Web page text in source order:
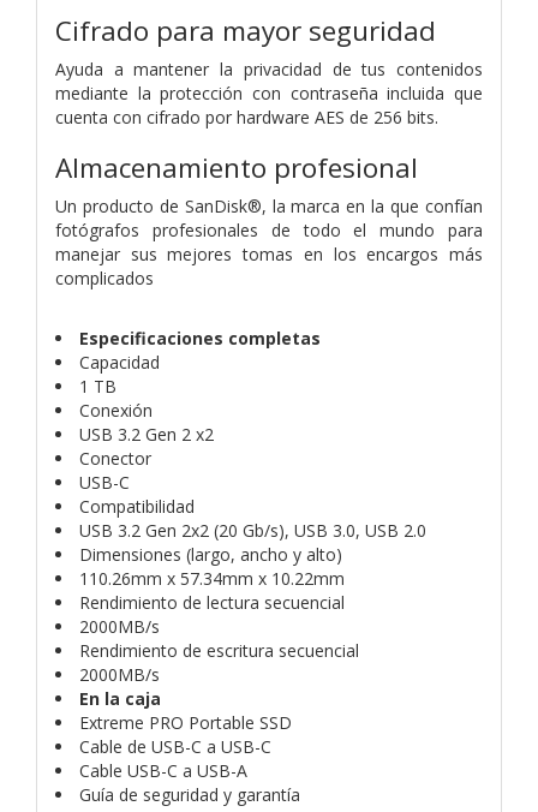
Cifrado para mayor seguridad
Ayuda a mantener la privacidad de tus contenidos
mediante la protección con contraseña incluida que
cuenta con cifrado por hardware AES de 256 bits.
Almacenamiento profesional
Un producto de SanDisk®, la marca en la que confían
fotógrafos profesionales de todo el mundo para
manejar sus mejores tomas en los encargos más
complicados
Especificaciones completas
Capacidad
1 TB
Conexión
USB 3.2 Gen 2 x2
Conector
USB-C
Compatibilidad
USB 3.2 Gen 2x2 (20 Gb/s), USB 3.0, USB 2.0
Dimensiones (largo, ancho y alto)
110.26mm x 57.34mm x 10.22mm
Rendimiento de lectura secuencial
2000MB/s
Rendimiento de escritura secuencial
2000MB/s
En la caja
Extreme PRO Portable SSD
Cable de USB-C a USB-C
Cable USB-C a USB-A
Guía de seguridad y garantía